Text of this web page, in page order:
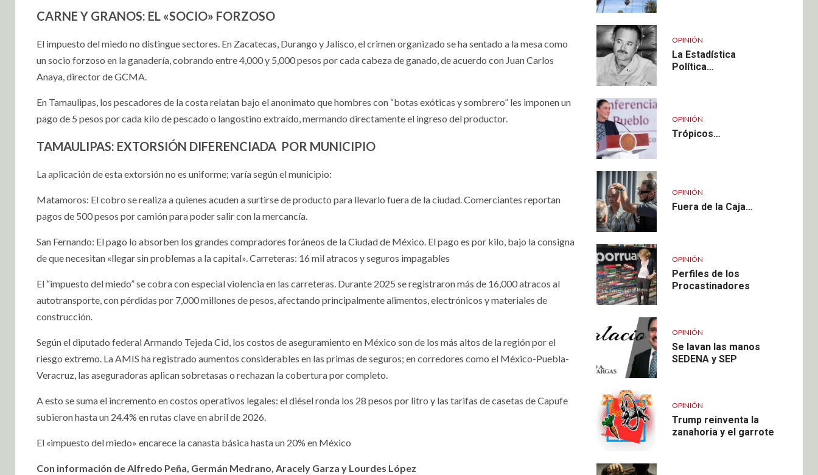
CARNE Y GRANOS: EL «SOCIO» FORZOSO
El impuesto del miedo no distingue sectores. En Zacatecas, Durango y Jalisco, el crimen organizado se ha sentado a la mesa como
un socio forzoso en la ganadería, cobrando entre 4,000 y 5,000 pesos por cada cabeza de ganado, de acuerdo con Juan Carlos
Anaya, director de GCMA.
En Tamaulipas, los pescadores de la costa relatan bajo el anonimato que hombres con “botas exóticas y sombrero” les imponen un
pago de 5 pesos por cada kilo de pescado o langostino extraído, mermando directamente el ingreso del productor.
TAMAULIPAS: EXTORSIÓN DIFERENCIADA POR MUNICIPIO
La aplicación de esta extorsión no es uniforme; varía según el municipio:
Matamoros: El cobro se realiza a quienes acuden a surtirse de producto para llevarlo fuera de la ciudad. Comerciantes reportan
pagos de 500 pesos por camión para poder salir con la mercancía.
San Fernando: El pago lo absorben los grandes compradores foráneos de la Ciudad de México. El pago es por kilo, bajo la consigna
de que necesitan «llegar sin problemas a la capital». Carreteras: 16 mil atracos y seguros impagables
El “impuesto del miedo” se cobra con especial violencia en las carreteras. Durante 2025 se registraron más de 16,000 atracos al
autotransporte, con pérdidas por 7,000 millones de pesos, afectando principalmente alimentos, electrónicos y materiales de
construcción.
Según el diputado federal Armando Tejeda Cid, los costos de aseguramiento en México son de los más altos de la región por el
riesgo extremo. La AMIS ha registrado aumentos considerables en las primas de seguros; en corredores como el México-Puebla-
Veracruz, las aseguradoras aplican sobretasas o rechazan la cobertura por completo.
A esto se suma el incremento en costos operativos legales: el diésel ronda los 28 pesos por litro y las tarifas de casetas de Capufe
subieron hasta un 24.4% en rutas clave en abril de 2026.
El «impuesto del miedo» encarece la canasta básica hasta un 20% en México
Con información de Alfredo Peña, Germán Medrano, Aracely Garza y Lourdes López
OPINIÓN
La Estadística
Política…
OPINIÓN
Trópicos…
OPINIÓN
Fuera de la Caja…
OPINIÓN
Perfiles de los
Procastinadores
OPINIÓN
Se lavan las manos
SEDENA y SEP
OPINIÓN
Trump reinventa la
zanahoria y el garrote